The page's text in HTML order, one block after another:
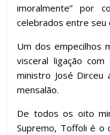
imoralmente” por
celebrados entre seu
Um dos empecilhos
visceral ligação
ministro José Dirceu
mensalão.
De todos os oito
Supremo, Toffoli é o